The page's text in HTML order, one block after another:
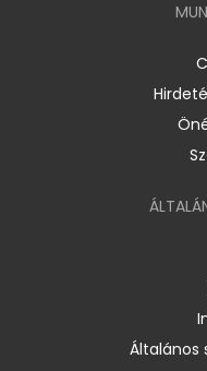
Általános